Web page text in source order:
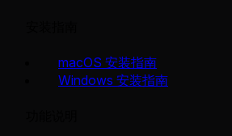
macOS 安装指南
Windows 安装指南